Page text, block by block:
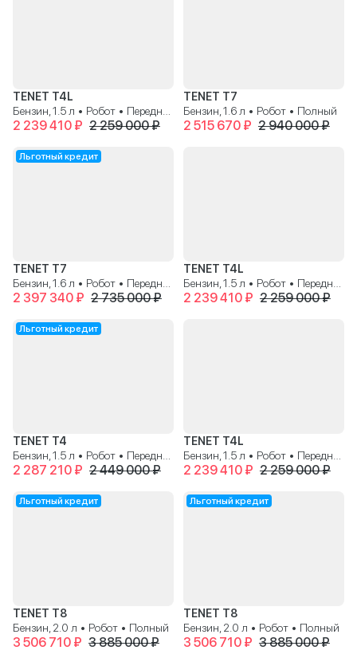
TENET T4L
2 239 410 ₽ 2 259 000 ₽
TENET T7
Бензин, 1.6 л • Робот • Полный
2 515 670 ₽ 2 940 000 ₽
Льготный кредит
TENET T7
2 397 340 ₽ 2 735 000 ₽
TENET T4L
2 239 410 ₽ 2 259 000 ₽
Льготный кредит
TENET T4
2 287 210 ₽ 2 449 000 ₽
TENET T4L
2 239 410 ₽ 2 259 000 ₽
Льготный кредит
TENET T8
Бензин, 2.0 л • Робот • Полный
3 506 710 ₽ 3 885 000 ₽
Льготный кредит
TENET T8
Бензин, 2.0 л • Робот • Полный
3 506 710 ₽ 3 885 000 ₽